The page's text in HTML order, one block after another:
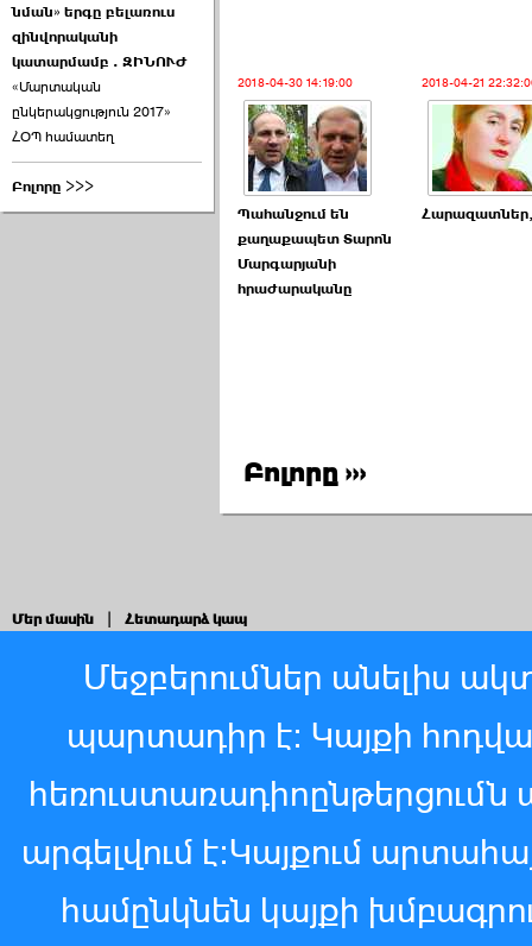
նման» երգը բելառուս
զինվորականի
կատարմամբ . ԶԻՆՈՒԺ
«Մարտական
ընկերակցություն 2017»
ՀՕՊ համատեղ
Բոլորը >>>
2018-04-30 14:19:00
Պահանջում են
քաղաքապետ Տարոն
Մարգարյանի
հրաժարականը
2018-04-21
Հարազատներ,
Բոլորը ›››
Մեր մասին Հետադարձ կապ
Մեջբերումներ անելիս
պարտադիր է: Կայքի
հեռուստառադիոընթերցումն
արգելվում է:Կայքում
համընկնեն կայքի